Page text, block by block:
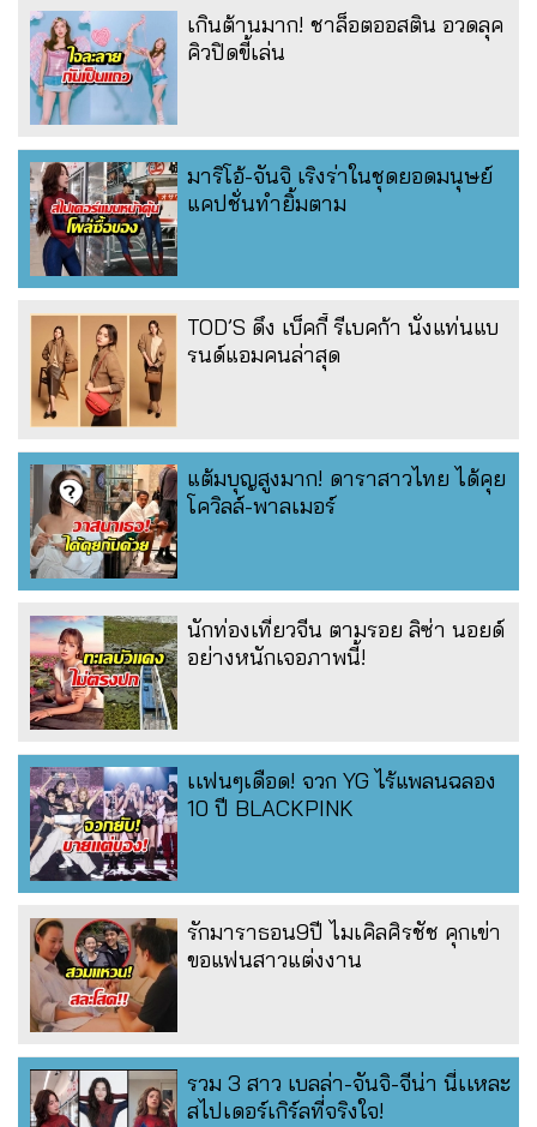
เกินต้านมาก! ชาล็อตออสติน อวดลุค
คิวปิดขี้เล่น
มาริโอ้-จันจิ เริงร่าในชุดยอดมนุษย์
แคปชั่นทำยิ้มตาม
TOD’S ดึง เบ็คกี้ รีเบคก้า นั่งแท่นแบ
รนด์แอมคนล่าสุด
แต้มบุญสูงมาก! ดาราสาวไทย ได้คุย
โควิลล์-พาลเมอร์
นักท่องเที่ยวจีน ตามรอย ลิซ่า นอยด์
อย่างหนักเจอภาพนี้!
เเฟนๆเดือด! จวก YG ไร้แพลนฉลอง
10 ปี BLACKPINK
รักมาราธอน9ปี ไมเคิลศิรชัช คุกเข่า
ขอแฟนสาวแต่งงาน
รวม 3 สาว เบลล่า-จันจิ-จีน่า นี่เเหละ
สไปเดอร์เกิร์ลที่จริงใจ!